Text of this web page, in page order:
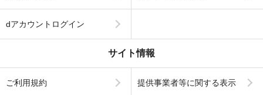
dアカウントログイン
サイト情報
ご利用規約 提供事業者等に関する表示